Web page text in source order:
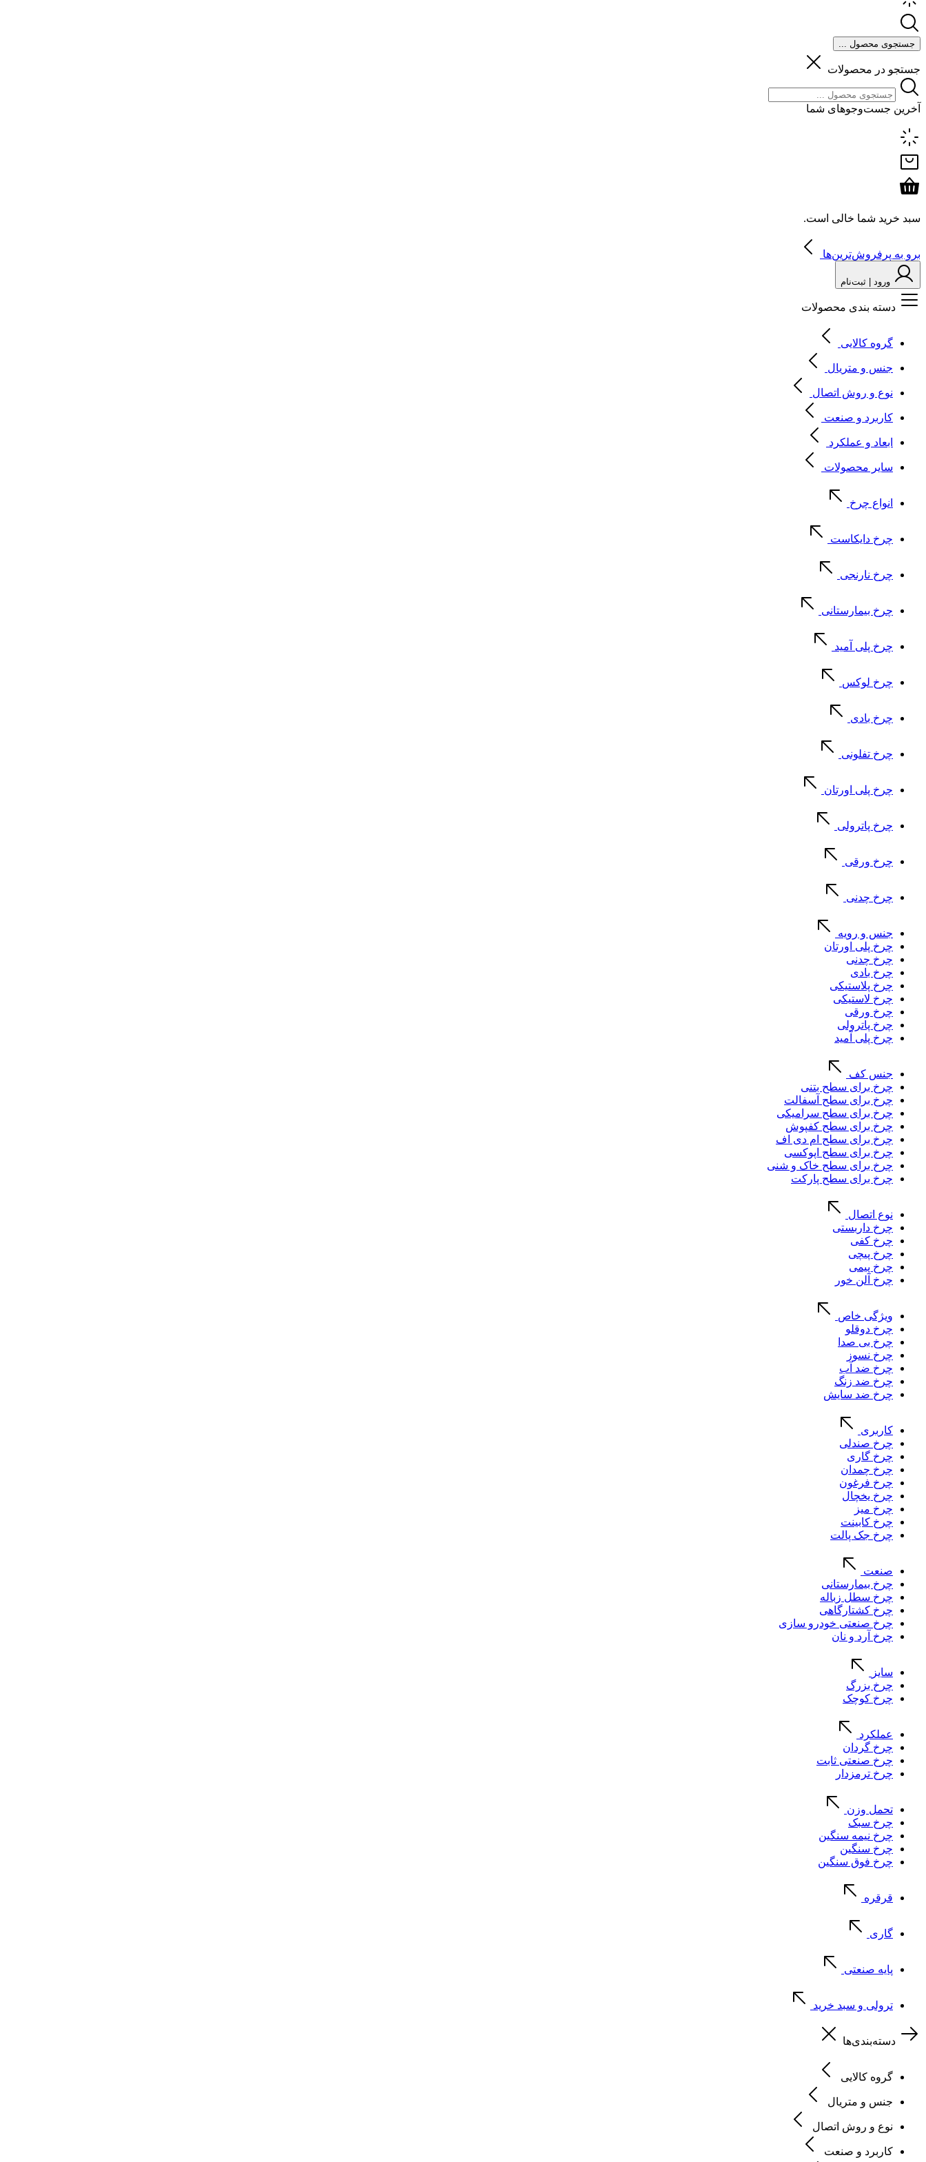
جستجوی محصول ...
جستجو در محصولات
آخرین جست‌وجوهای شما
سبد خرید شما خالی است.
برو به پرفروش‌ترین‌ها
ورود | ثبت‌نام
دسته بندی محصولات
گروه کالایی
جنس و متریال
نوع و روش اتصال
کاربرد و صنعت
ابعاد و عملکرد
سایر محصولات
انواع چرخ
چرخ دایکاست
چرخ نارنجی
چرخ بیمارستانی
چرخ پلی آمید
چرخ لوکس
چرخ بادی
چرخ تفلونی
چرخ پلی اورتان
چرخ پاترولی
چرخ ورقی
چرخ چدنی
جنس و رویه
چرخ پلی اورتان
چرخ چدنی
چرخ بادی
چرخ پلاستیکی
چرخ لاستیکی
چرخ ورقی
چرخ پاترولی
چرخ پلی آمید
جنس کف
چرخ برای سطح بتنی
چرخ برای سطح آسفالت
چرخ برای سطح سرامیکی
چرخ برای سطح کفپوش
چرخ برای سطح ام دی اف
چرخ برای سطح اپوکسی
چرخ برای سطح خاک و شنی
چرخ برای سطح پارکت
نوع اتصال
چرخ داربستی
چرخ کفی
چرخ پیچی
چرخ پیمی
چرخ آلن خور
ویژگی خاص
چرخ دوقلو
چرخ بی صدا
چرخ نسوز
چرخ ضد آب
چرخ ضد زنگ
چرخ ضد سایش
کاربری
چرخ صندلی
چرخ گاری
چرخ چمدان
چرخ فرغون
چرخ یخچال
چرخ میز
چرخ کابینت
چرخ جک پالت
صنعت
چرخ بیمارستانی
چرخ سطل زباله
چرخ کشتارگاهی
چرخ صنعتی خودرو سازی
چرخ آرد و نان
سایز
چرخ بزرگ
چرخ کوچک
عملکرد
چرخ گردان
چرخ صنعتی ثابت
چرخ ترمزدار
تحمل وزن
چرخ سبک
چرخ نیمه سنگین
چرخ سنگین
چرخ فوق سنگین
قرقره
گاری
پایه صنعتی
ترولی و سبد خرید
دسته‌بندی‌ها
گروه کالایی
جنس و متریال
نوع و روش اتصال
کاربرد و صنعت